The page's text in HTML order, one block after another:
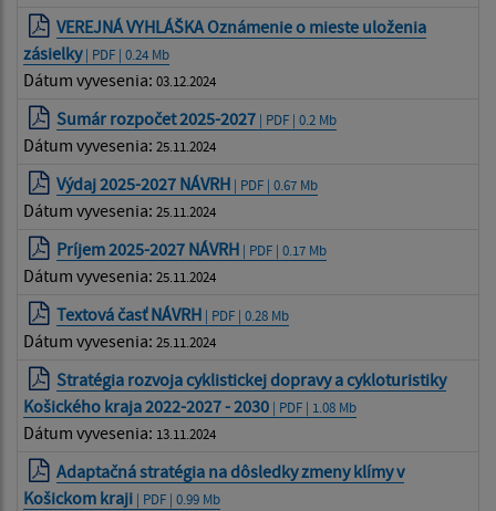
VEREJNÁ VYHLÁŠKA Oznámenie o mieste uloženia
zásielky| PDF | 0.24 Mb
Dátum vyvesenia: 03.12.2024
Sumár rozpočet 2025-2027 | PDF | 0.2 Mb
Dátum vyvesenia: 25.11.2024
Výdaj 2025-2027 NÁVRH | PDF | 0.67 Mb
Dátum vyvesenia: 25.11.2024
Príjem 2025-2027 NÁVRH | PDF | 0.17 Mb
Dátum vyvesenia: 25.11.2024
Textová časť NÁVRH | PDF | 0.28 Mb
Dátum vyvesenia: 25.11.2024
Stratégia rozvoja cyklistickej dopravy a cykloturistiky
Košického kraja 2022-2027 - 2030 | PDF | 1.08 Mb
Dátum vyvesenia: 13.11.2024
Adaptačná stratégia na dôsledky zmeny klímy v
Košickom kraji | PDF | 0.99 Mb